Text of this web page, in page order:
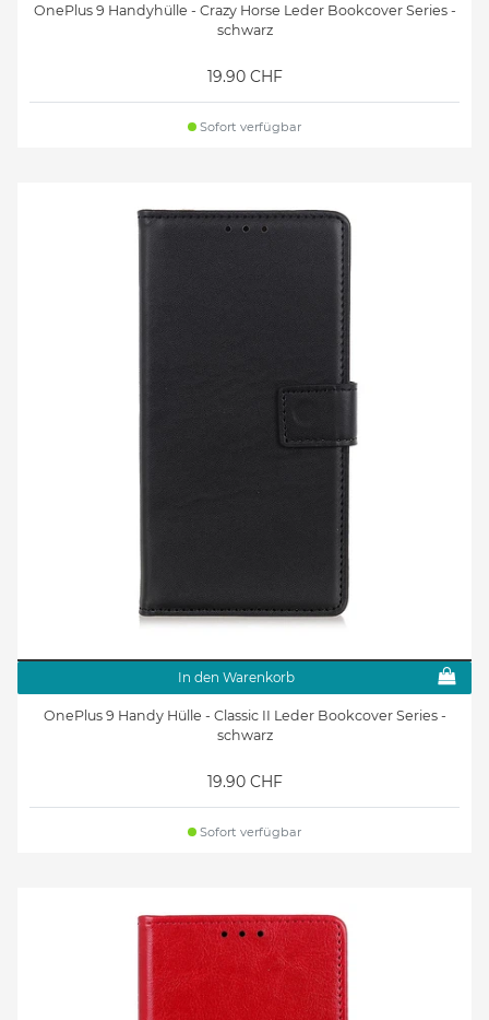
OnePlus 9 Handyhülle - Crazy Horse Leder Bookcover Series -
schwarz
19.90 CHF
Sofort verfügbar
In den Warenkorb
OnePlus 9 Handy Hülle - Classic II Leder Bookcover Series -
schwarz
19.90 CHF
Sofort verfügbar